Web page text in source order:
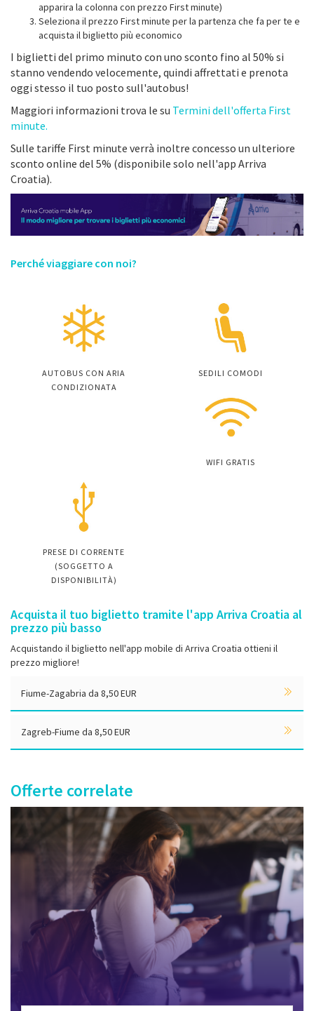
apparira la colonna con prezzo First minute)
Seleziona il prezzo First minute per la partenza che fa per te e
acquista il biglietto più economico
I biglietti del primo minuto con uno sconto fino al 50% si
stanno vendendo velocemente, quindi affrettati e prenota
oggi stesso il tuo posto sull'autobus!
Maggiori informazioni trova le su Termini dell'offerta First
minute.
Sulle tariffe First minute verrà inoltre concesso un ulteriore
sconto online del 5% (disponibile solo nell'app Arriva
Croatia).
Perché viaggiare con noi?
AUTOBUS CON ARIA
CONDIZIONATA
SEDILI COMODI
WIFI GRATIS
PRESE DI CORRENTE
(SOGGETTO A
DISPONIBILITÀ)
Acquista il tuo biglietto tramite l'app Arriva Croatia al
prezzo più basso
Acquistando il biglietto nell'app mobile di Arriva Croatia ottieni il
prezzo migliore!
Fiume-Zagabria da 8,50 EUR
Zagreb-Fiume da 8,50 EUR
Offerte correlate